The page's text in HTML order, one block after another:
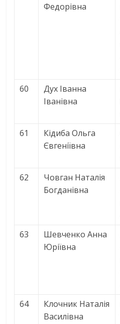
Федорівна
60
Дух Іванна
Іванівна
61
Кідиба Ольга
Євгеніївна
62
Човган Наталія
Богданівна
63
Шевченко Анна
Юріївна
64
Клочник Наталія
Василівна